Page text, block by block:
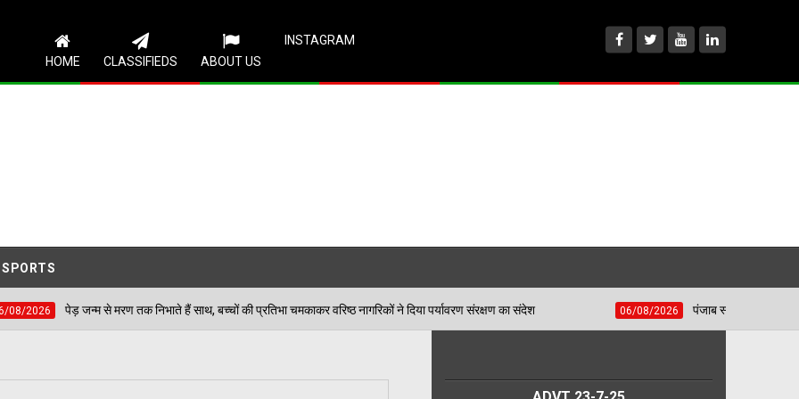
HOME CLASSIFIEDS ABOUT US
INSTAGRAM
SPORTS
सिंह स्टेडियम में हुई मॉक एक्सरसाइज, आठ घायलों का किया गया रेस्क्यू 06/08/2026 पेड़ जन्म से मरण तक निभाते हैं साथ, बच्चों की प्रतिभा चमकाकर वरिष्ठ नागरिकों